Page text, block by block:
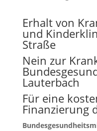
Erhalt von
und
Straße
Nein zur
Lauterbach
Für eine
Finanzierung